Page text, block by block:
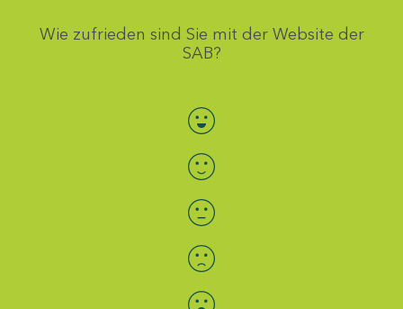
Wie zufrieden sind Sie mit der Website der
SAB?
Bewertung auswählen